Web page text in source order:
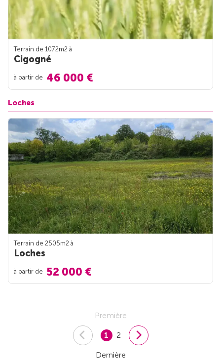
Terrain de 1072m2 à
Cigogné
à partir de 46 000 €
Loches
Terrain de 2505m2 à
Loches
à partir de 52 000 €
Première
1 2
Dernière